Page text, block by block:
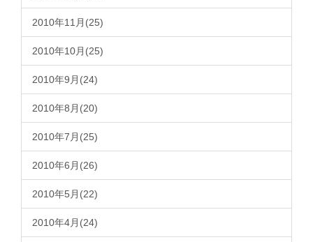
2010年11月(25)
2010年10月(25)
2010年9月(24)
2010年8月(20)
2010年7月(25)
2010年6月(26)
2010年5月(22)
2010年4月(24)